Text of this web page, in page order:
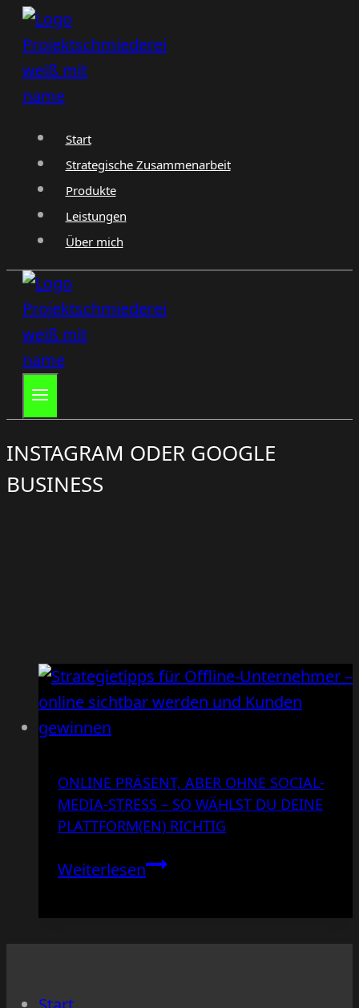
Zum
Inhalt
springen
Start
Strategische Zusammenarbeit
Produkte
Leistungen
Über mich
INSTAGRAM ODER GOOGLE
BUSINESS
ONLINE PRÄSENT, ABER OHNE SOCIAL-
MEDIA-STRESS – SO WÄHLST DU DEINE
PLATTFORM(EN) RICHTIG
WeiterlesenOnline
aber
ohne